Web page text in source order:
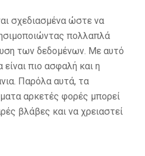
σχεδιασμένα ώστε να
πολλαπλά
των δεδομένων. Με αυτό
πιο ασφαλή και η
Παρόλα αυτά, τα
αρκετές φορές μπορεί
βλάβες και να χρειαστεί